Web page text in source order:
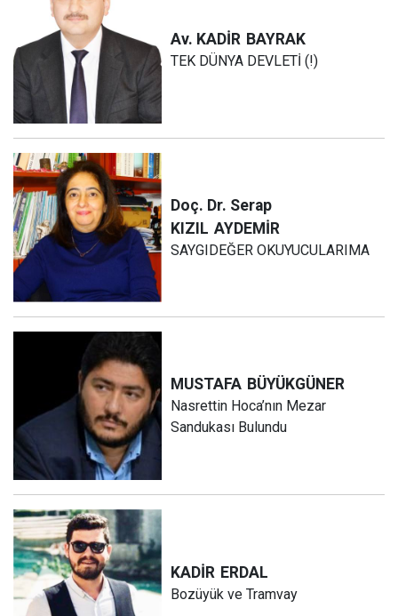
Av. KADİR BAYRAK
TEK DÜNYA DEVLETİ (!)
Doç. Dr. Serap
KIZIL AYDEMİR
SAYGIDEĞER OKUYUCULARIMA
MUSTAFA BÜYÜKGÜNER
Nasrettin Hoca’nın Mezar
Sandukası Bulundu
KADİR ERDAL
Bozüyük ve Tramvay